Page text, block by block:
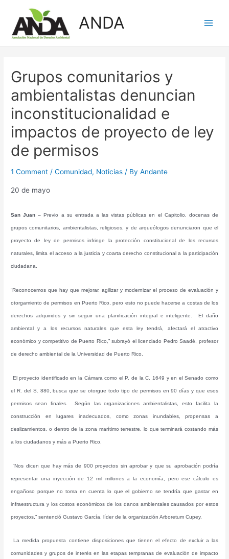
content
ANDA
Grupos comunitarios y
ambientalistas denuncian
inconstitucionalidad e
impactos de proyecto de ley
de permisos
1 Comment /Comunidad, Noticias / ByAndante
20 de mayo
San Juan – Previo a su entrada a las vistas públicas en el Capitolio, docenas de
grupos comunitarios, ambientalistas, religiosos, y de arqueólogos denunciaron que el
proyecto de ley de permisos infringe la protección constitucional de los recursos
naturales, limita el acceso a la justicia y coarta derecho constitucional a la participación
ciudadana.
“Reconocemos que hay que mejorar, agilizar y modernizar el proceso de evaluación y
otorgamiento de permisos en Puerto Rico, pero esto no puede hacerse a costas de los
derechos adquiridos y sin seguir una planificación integral e inteligente. El daño
ambiental y a los recursos naturales que esta ley tendrá, afectará el atractivo
económico y competitivo de Puerto Rico,” subrayó el licenciado Pedro Saadé, profesor
de derecho ambiental de la Universidad de Puerto Rico.
El proyecto identificado en la Cámara como el P. de la C. 1649 y en el Senado como
el R. del S. 880, busca que se otorgue todo tipo de permisos en 90 días y que esos
permisos sean finales. Según las organizaciones ambientalistas, esto facilita la
construcción en lugares inadecuados, como zonas inundables, propensas a
deslizamientos, o dentro de la zona marítimo terrestre, lo que terminará costando más
a los ciudadanos y más a Puerto Rico.
“Nos dicen que hay más de 900 proyectos sin aprobar y que su aprobación podría
representar una inyección de 12 mil millones a la economía, pero ese cálculo es
engañoso porque no toma en cuenta lo que el gobierno se tendría que gastar en
infraestructura y los costos económicos de los danos ambientales causados por estos
proyectos,” sentenció Gustavo García, líder de la organización Arboretum Cupey.
La medida propuesta contiene disposiciones que tienen el efecto de excluir a las
comunidades y grupos de interés en las etapas tempranas de evaluación de impacto